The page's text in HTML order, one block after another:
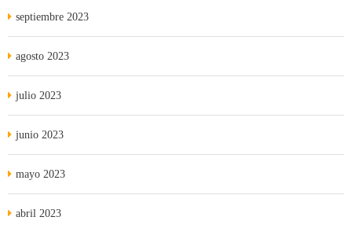
septiembre 2023
agosto 2023
julio 2023
junio 2023
mayo 2023
abril 2023